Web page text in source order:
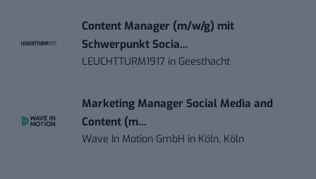
Content Manager (m/w/g) mit
Schwerpunkt Socia...
LEUCHTTURM1917 in Geesthacht
Marketing Manager Social Media and
Content (m...
Wave In Motion GmbH in Köln, Köln